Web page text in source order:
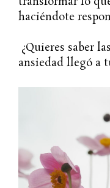
haciéndote
¿Quieres saber
ansiedad llegó a